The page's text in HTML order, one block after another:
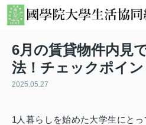
6月の賃貸物件内見
法！チェックポイン
2025.05.27
1人暮らしを始めた大学生にと